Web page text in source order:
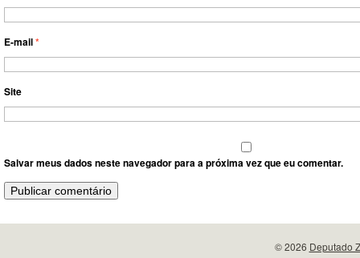
E-mail*
Site
Salvar meus dados neste navegador para a próxima vez que eu comentar.
© 2026 Deputado